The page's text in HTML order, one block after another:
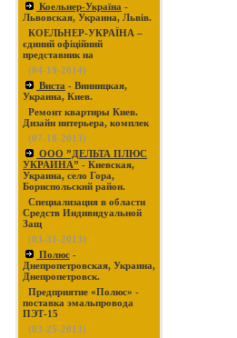
Коельнер-Україна -
Львовская, Украина, Львів.
КОЕЛЬНЕР-УКРАЇНА –
єдиний офіційний
представник на
(04-19-2014)
Виста - Винницкая,
Украина, Киев.
Ремонт квартиры Киев.
Дизайн интерьера, комплек
(07-18-2013)
ООО ”ДЕЛЬТА ПЛЮС
УКРАИНА” - Киевская,
Украина, село Гора,
Бориспольский район.
Специализация в области
Средств Индивидуальной
Защ
(03-31-2013)
Полюс -
Днепропетровская, Украина,
Днепропетровск.
Предприятие «Полюс» -
поставка эмальпровода
ПЭТ-15
(03-25-2013)